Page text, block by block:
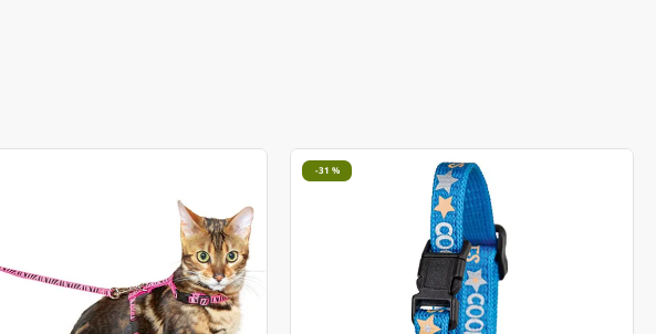
-31 %